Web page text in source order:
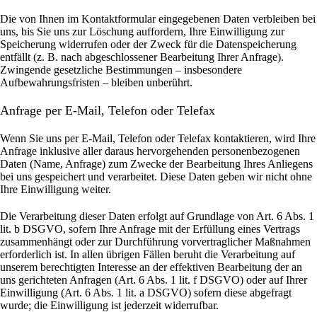
Die von Ihnen im Kontaktformular eingegebenen Daten verbleiben bei
uns, bis Sie uns zur Löschung auffordern, Ihre Einwilligung zur
Speicherung widerrufen oder der Zweck für die Datenspeicherung
entfällt (z. B. nach abgeschlossener Bearbeitung Ihrer Anfrage).
Zwingende gesetzliche Bestimmungen – insbesondere
Aufbewahrungsfristen – bleiben unberührt.
Anfrage per E-Mail, Telefon oder Telefax
Wenn Sie uns per E-Mail, Telefon oder Telefax kontaktieren, wird Ihre
Anfrage inklusive aller daraus hervorgehenden personenbezogenen
Daten (Name, Anfrage) zum Zwecke der Bearbeitung Ihres Anliegens
bei uns gespeichert und verarbeitet. Diese Daten geben wir nicht ohne
Ihre Einwilligung weiter.
Die Verarbeitung dieser Daten erfolgt auf Grundlage von Art. 6 Abs. 1
lit. b DSGVO, sofern Ihre Anfrage mit der Erfüllung eines Vertrags
zusammenhängt oder zur Durchführung vorvertraglicher Maßnahmen
erforderlich ist. In allen übrigen Fällen beruht die Verarbeitung auf
unserem berechtigten Interesse an der effektiven Bearbeitung der an
uns gerichteten Anfragen (Art. 6 Abs. 1 lit. f DSGVO) oder auf Ihrer
Einwilligung (Art. 6 Abs. 1 lit. a DSGVO) sofern diese abgefragt
wurde; die Einwilligung ist jederzeit widerrufbar.